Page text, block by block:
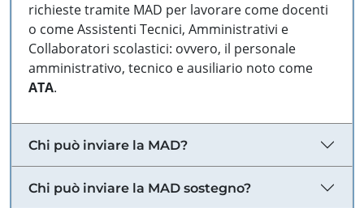
richieste tramite MAD per lavorare come docenti
o come Assistenti Tecnici, Amministrativi e
Collaboratori scolastici: ovvero, il personale
amministrativo, tecnico e ausiliario noto come
ATA.
Chi può inviare la MAD?
Chi può inviare la MAD sostegno?